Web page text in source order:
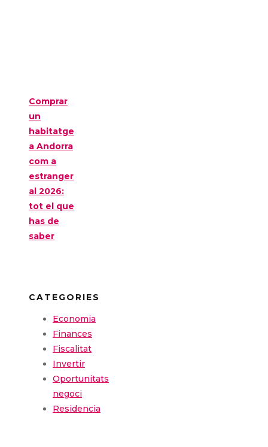
Comprar
un
habitatge
a Andorra
com a
estranger
al 2026:
tot el que
has de
saber
CATEGORIES
Economia
Finances
Fiscalitat
Invertir
Oportunitats
negoci
Residencia